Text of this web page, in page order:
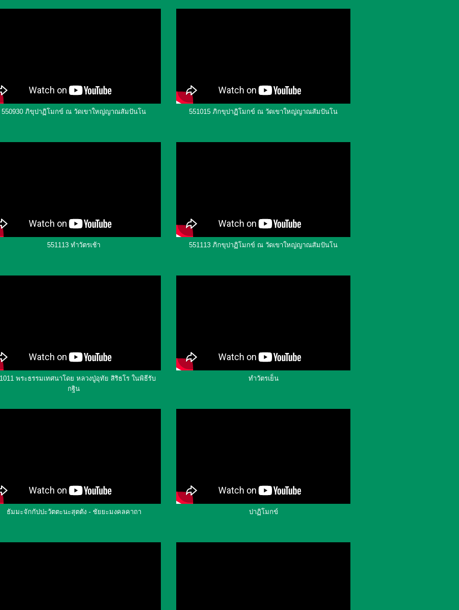
550930 ภิขุปาฏิโมกข์ ณ วัดเขาใหญ่ญาณสัมปันโน 551015 ภิกขุปาฏิโมกข์ ณ วัดเขาใหญ่ญาณสัมปันโน
551113 ทำวัตรเช้า 551113 ภิกขุปาฏิโมกข์ ณ วัดเขาใหญ่ญาณสัมปันโน
พระธรรมเทศนาโดย หลวงปู่อุทัย สิริธโร ในพิธีรับ
กฐิน
ทำวัตรเย็น
ธัมมะจักกัปปะวัตตะนะสุตตัง - ชัยยะมงคลคาถา ปาฏิโมกข์